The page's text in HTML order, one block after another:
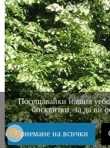
Посещавайки нашия
бисквитки, за да ви
Приемане на всички